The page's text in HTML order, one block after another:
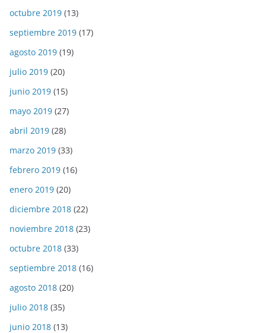
octubre 2019 (13)
septiembre 2019 (17)
agosto 2019 (19)
julio 2019 (20)
junio 2019 (15)
mayo 2019 (27)
abril 2019 (28)
marzo 2019 (33)
febrero 2019 (16)
enero 2019 (20)
diciembre 2018 (22)
noviembre 2018 (23)
octubre 2018 (33)
septiembre 2018 (16)
agosto 2018 (20)
julio 2018 (35)
junio 2018 (13)